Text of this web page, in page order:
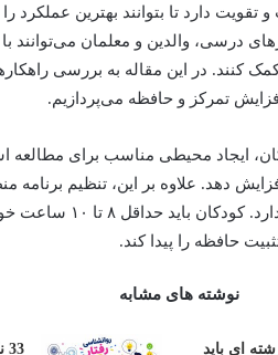
دارد تا بتوانند بهترین عملکرد
درسی، والدین و معلمان می‌توانند
کنند. در این مقاله به بررسی
تمرکز و حافظه می‌پردازیم.
ایجاد محیطی مناسب برای مطالعه
دهد. علاوه بر این، تنظیم برنامه
کافی نقش مهمی در افزایش
حافظه را پیدا کند.
نوشته های مشابه
ای باید